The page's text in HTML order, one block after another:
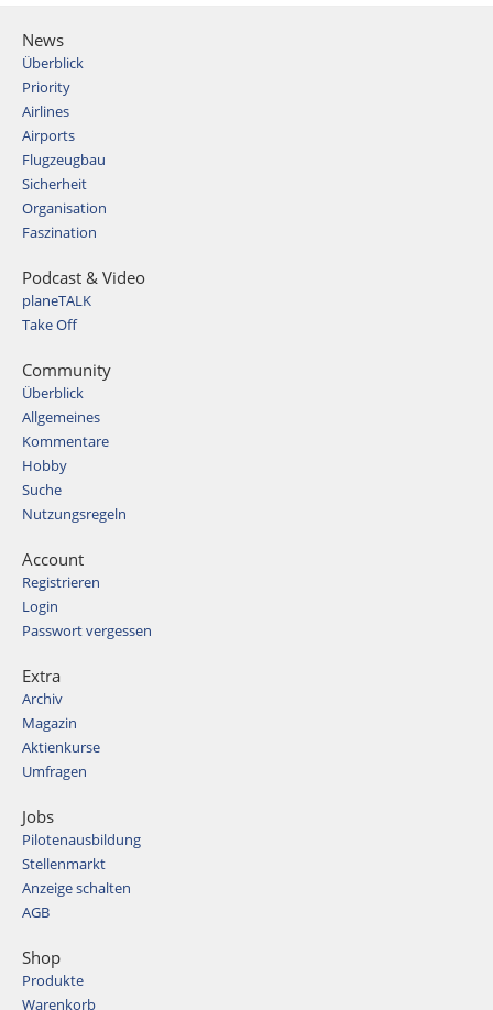
News
Überblick
Priority
Airlines
Airports
Flugzeugbau
Sicherheit
Organisation
Faszination
Podcast & Video
planeTALK
Take Off
Community
Überblick
Allgemeines
Kommentare
Hobby
Suche
Nutzungsregeln
Account
Registrieren
Login
Passwort vergessen
Extra
Archiv
Magazin
Aktienkurse
Umfragen
Jobs
Pilotenausbildung
Stellenmarkt
Anzeige schalten
AGB
Shop
Produkte
Warenkorb